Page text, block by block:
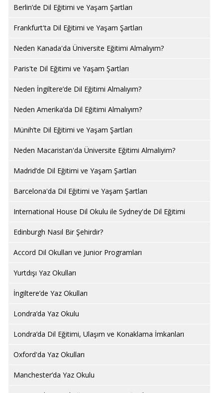
Berlin’de Dil Eğitimi ve Yaşam Şartları
Frankfurt'ta Dil Eğitimi ve Yaşam Şartları
Neden Kanada'da Üniversite Eğitimi Almalıyım?
Paris'te Dil Eğitimi ve Yaşam Şartları
Neden İngiltere’de Dil Eğitimi Almalıyım?
Neden Amerika’da Dil Eğitimi Almalıyım?
Münih’te Dil Eğitimi ve Yaşam Şartları
Neden Macaristan'da Üniversite Eğitimi Almaliyim?
Madrid’de Dil Eğitimi ve Yaşam Şartları
Barcelona'da Dil Eğitimi ve Yaşam Şartları
International House Dil Okulu ile Sydney'de Dil Eğitimi
Edinburgh Nasıl Bir Şehirdir?
Accord Dil Okulları ve Junior Programları
Yurtdışı Yaz Okulları
İngiltere’de Yaz Okulları
Londra’da Yaz Okulu
Londra’da Dil Eğitimi, Ulaşım ve Konaklama İmkanları
Oxford'da Yaz Okulları
Manchester’da Yaz Okulu